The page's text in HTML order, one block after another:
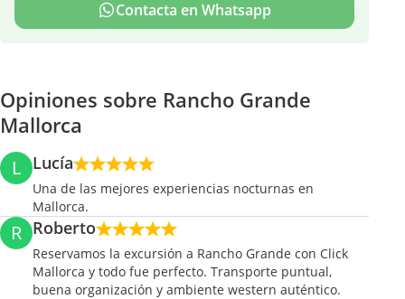
Contacta en Whatsapp
Opiniones sobre Rancho Grande
Mallorca
L Lucía
Una de las mejores experiencias nocturnas en
Mallorca.
R Roberto
Reservamos la excursión a Rancho Grande con Click
Mallorca y todo fue perfecto. Transporte puntual,
buena organización y ambiente western auténtico.